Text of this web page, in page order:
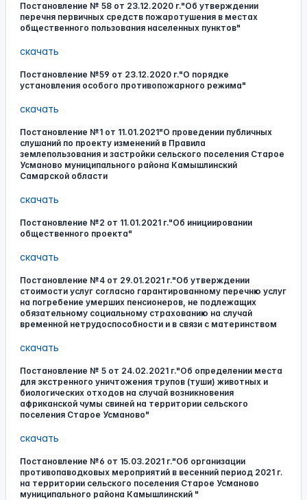
Постановление № 58 от 23.12.2020 г."Об утверждении
перечня первичных средств пожаротушения в местах
общественного пользования населенных пунктов"
скачать
Постановление №59 от 23.12.2020 г."О порядке
установления особого противопожарного режима"
скачать
Постановление №1 от 11.01.2021"О проведении публичных
слушаний по проекту изменений в Правила
землепользования и застройки сельского поселения Старое
Усманово муниципального района Камышлинский
Самарской области
скачать
Постановление №2 от 11.01.2021 г."Об инициировании
общественного проекта"
скачать
Постановление №4 от 29.01.2021 г."Об утверждении
стоимости услуг согласно гарантированному перечню услуг
на погребение умерших пенсионеров, не подлежащих
обязательному социальному страхованию на случай
временной нетрудоспособности и в связи с материнством
скачать
Постановление № 5 от 24.02.2021 г."Об определении места
для экстренного уничтожения трупов (туши) животных и
биологических отходов на случай возникновения
африканской чумы свиней на территории сельского
поселения Старое Усманово"
скачать
Постановление №6 от 15.03.2021 г."Об организации
противопаводковых мероприятий в весенний период 2021 г.
на территории сельского поселения Старое Усманово
муниципального района Камышлинский "